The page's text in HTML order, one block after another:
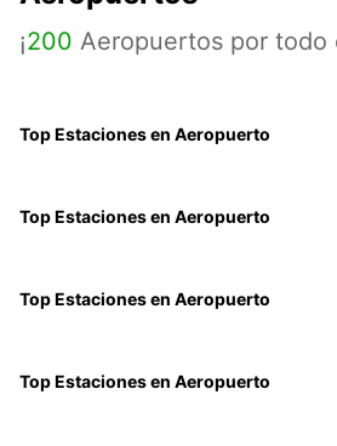
¡200 Aeropuertos por todo
Top Estaciones en Aeropuerto
Top Estaciones en Aeropuerto
Top Estaciones en Aeropuerto
Top Estaciones en Aeropuerto